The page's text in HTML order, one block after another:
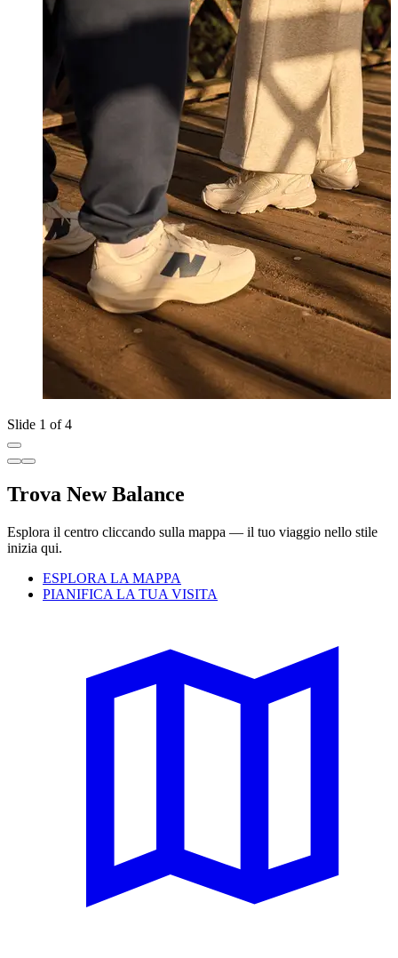
Slide 1 of 4
Trova New Balance
Esplora il centro cliccando sulla mappa — il tuo viaggio nello stile
inizia qui.
ESPLORA LA MAPPA
PIANIFICA LA TUA VISITA